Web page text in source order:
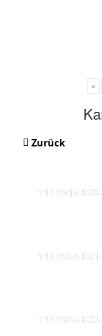
«
Zurück
113 6919-
113 6926-
113 6935-